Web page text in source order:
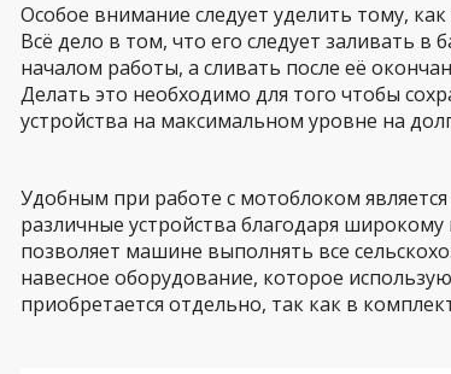
Особое внимание следует уделить тому,
Всё дело в том, что его следует заливать
началом работы, а сливать после её
Делать это необходимо для того чтобы
устройства на максимальном уровне на
Удобным при работе с мотоблоком
различные устройства благодаря
позволяет машине выполнять все
навесное оборудование, которое
приобретается отдельно, так как в